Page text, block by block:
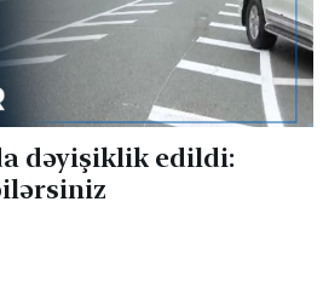
dəyişiklik edildi: